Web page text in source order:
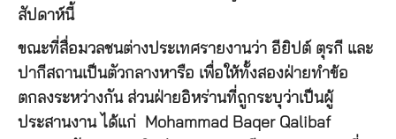
สัปดาห์นี้
ขณะที่สื่อมวลชนต่างประเทศรายงานว่า อียิปต์ ตุรกี และ
ปากีสถานเป็นตัวกลางหารือ เพื่อให้ทั้งสองฝ่ายทำข้อ
ตกลงระหว่างกัน ส่วนฝ่ายอิหร่านที่ถูกระบุว่าเป็นผู้
ประสานงาน ได้แก่ Mohammad Baqer Qalibaf